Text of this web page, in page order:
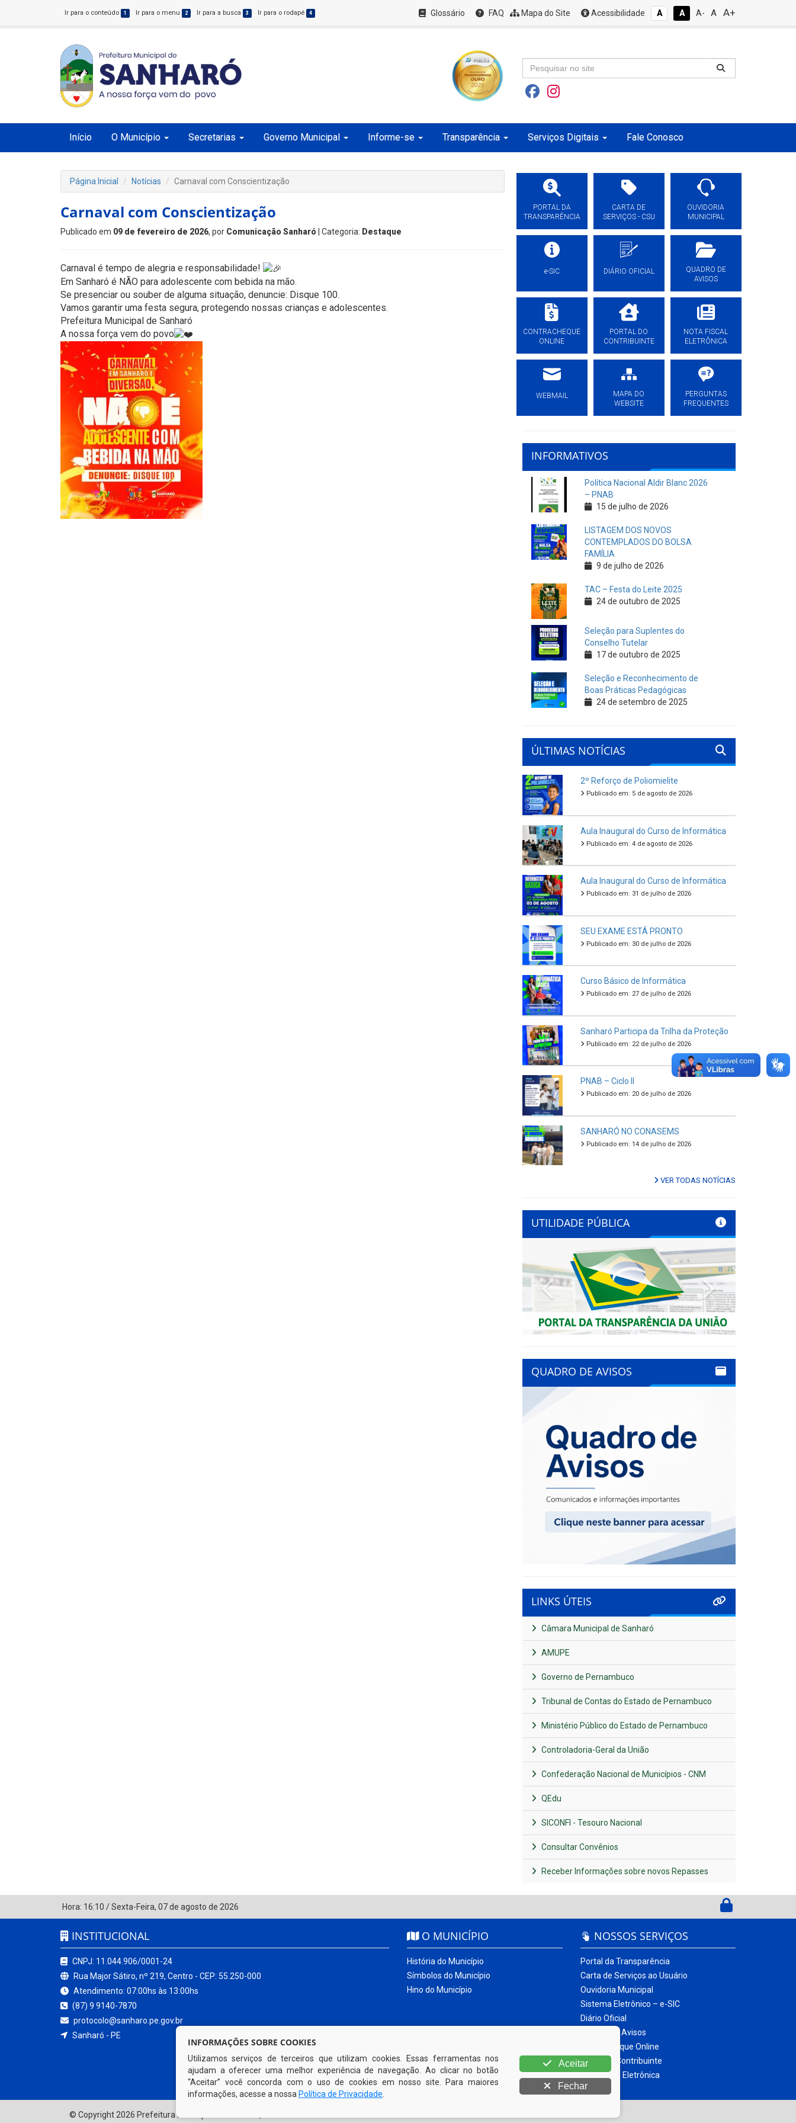
Ir para o conteúdo 1 Ir para o menu 2 Ir para a busca 3 Ir para o rodapé 4 Glossário FAQ Mapa do Site Acessibilidade A A A- A A+
Início O Município Secretarias Governo Municipal Informe-se Transparência Serviços Digitais Fale Conosco
Página Inicial Notícias Carnaval com Conscientização
Carnaval com Conscientização
Publicado em 09 de fevereiro de 2026, por Comunicação Sanharó | Categoria: Destaque
Carnaval é tempo de alegria e responsabilidade!
Em Sanharó é NÃO para adolescente com bebida na mão.
Se presenciar ou souber de alguma situação, denuncie: Disque 100.
Vamos garantir uma festa segura, protegendo nossas crianças e adolescentes.
Prefeitura Municipal de Sanharó
A nossa força vem do povo
PORTAL DA
TRANSPARÊNCIA
CARTA DE
SERVIÇOS - CSU
OUVIDORIA
MUNICIPAL
e-SIC DIÁRIO OFICIAL
QUADRO DE
AVISOS
CONTRACHEQUE
ONLINE
PORTAL DO
CONTRIBUINTE
NOTA FISCAL
ELETRÔNICA
WEBMAIL
MAPA DO
WEBSITE
PERGUNTAS
FREQUENTES
INFORMATIVOS
Política Nacional Aldir Blanc 2026
– PNAB
15 de julho de 2026
LISTAGEM DOS NOVOS
CONTEMPLADOS DO BOLSA
FAMÍLIA
9 de julho de 2026
TAC – Festa do Leite 2025
24 de outubro de 2025
Seleção para Suplentes do
Conselho Tutelar
17 de outubro de 2025
Seleção e Reconhecimento de
Boas Práticas Pedagógicas
24 de setembro de 2025
ÚLTIMAS NOTÍCIAS
2º Reforço de Poliomielite
Publicado em: 5 de agosto de 2026
Aula Inaugural do Curso de Informática
Publicado em: 4 de agosto de 2026
Aula Inaugural do Curso de Informática
Publicado em: 31 de julho de 2026
SEU EXAME ESTÁ PRONTO
Publicado em: 30 de julho de 2026
Curso Básico de Informática
Publicado em: 27 de julho de 2026
Sanharó Participa da Trilha da Proteção
Publicado em: 22 de julho de 2026
PNAB – Ciclo II
Publicado em: 20 de julho de 2026
SANHARÓ NO CONASEMS
Publicado em: 14 de julho de 2026
VER TODAS NOTÍCIAS
UTILIDADE PÚBLICA
Previous Next
QUADRO DE AVISOS
LINKS ÚTEIS
Câmara Municipal de Sanharó
AMUPE
Governo de Pernambuco
Tribunal de Contas do Estado de Pernambuco
Ministério Público do Estado de Pernambuco
Controladoria-Geral da União
Confederação Nacional de Municípios - CNM
QEdu
SICONFI - Tesouro Nacional
Consultar Convênios
Receber Informações sobre novos Repasses
Hora: 16:10 /Sexta-Feira, 07 de agosto de 2026
INSTITUCIONAL
CNPJ: 11.044.906/0001-24
Rua Major Sátiro, nº 219, Centro - CEP: 55.250-000
Atendimento: 07:00hs às 13:00hs
(87) 9 9140-7870
protocolo@sanharo.pe.gov.br
Sanharó - PE
O MUNICÍPIO
História do Município
Símbolos do Município
Hino do Município
NOSSOS SERVIÇOS
Portal da Transparência
Carta de Serviços ao Usuário
Ouvidoria Municipal
Sistema Eletrônico – e-SIC
Diário Oficial
Quadro de Avisos
Contracheque Online
Portal do Contribuinte
Nota Fiscal Eletrônica
© Copyright 2026 Prefeitura Municipal de Sanharó | Todos os direitos reservados
INFORMAÇÕES SOBRE COOKIES
Utilizamos serviços de terceiros que utilizam cookies. Essas ferramentas nos
ajudam a oferecer uma melhor experiência de navegação. Ao clicar no botão
“Aceitar” você concorda com o uso de cookies em nosso site. Para maiores
informações, acesse a nossa Política de Privacidade
Aceitar
Fechar